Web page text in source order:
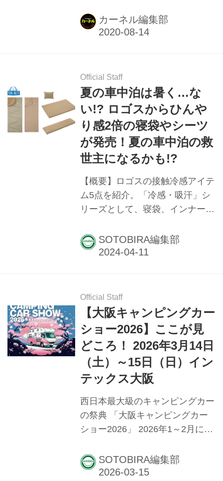
アップ。標高が高ければ涼しくさ
わやか。高地で採れた自然の恵み
カーネル編集部
Official Staff
夏の車中泊は暑く…な
い!? ロゴスからひんや
り感2倍の寝袋やシーツ
が発売！夏の車中泊の救
世主になるかも!?
【概要】ロゴスの接触冷感アイテ
ム5点を紹介。「冷感・吸汗」シ
リーズとして、寝袋、インナーシ
ース。特徴やスペック、価格な
ど。
SOTOBIRA編集部
Official Staff
【大阪キャンピングカー
ショー2026】ここが見
どころ！ 2026年3月14日
（土）～15日（日）イン
テックス大阪
西日本最大級のキャンピングカー
の祭典 「大阪キャンピングカー
ショー2026」 2026年1～2月に幕
キャンピングカーショー
2026」、そして2月下旬に開催さ
SOTOBIRA編集部